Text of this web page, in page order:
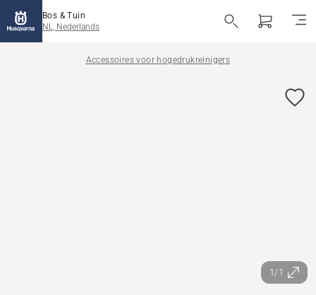
Bos & Tuin
NL, Nederlands
Accessoires voor hogedrukreinigers
1/1